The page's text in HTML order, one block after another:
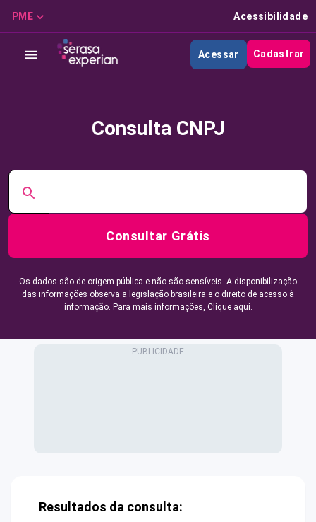
PME Acessibilidade
Acessar Cadastrar
Consulta CNPJ
Consultar Grátis
Os dados são de origem pública e não são sensíveis. A disponibilização
das informações observa a legislação brasileira e o direito de acesso à
informação. Para mais informações, Clique aqui.
Resultados da consulta: